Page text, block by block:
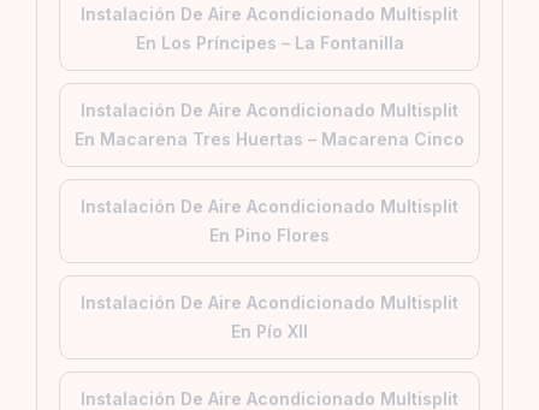
Instalación De Aire Acondicionado Multisplit
En Los Príncipes – La Fontanilla
Instalación De Aire Acondicionado Multisplit
En Macarena Tres Huertas – Macarena Cinco
Instalación De Aire Acondicionado Multisplit
En Pino Flores
Instalación De Aire Acondicionado Multisplit
En Pío XII
Instalación De Aire Acondicionado Multisplit